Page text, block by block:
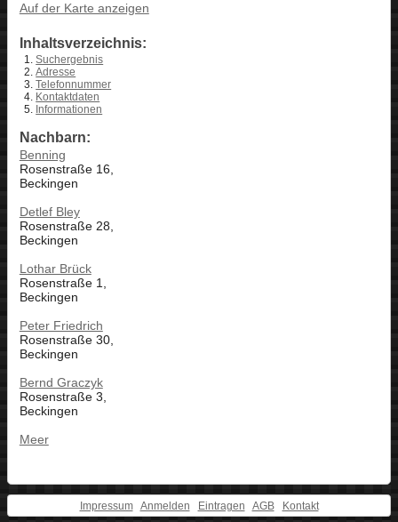
Auf der Karte anzeigen
Inhaltsverzeichnis:
Suchergebnis
Adresse
Telefonnummer
Kontaktdaten
Informationen
Nachbarn:
Benning
Rosenstraße 16,
Beckingen
Detlef Bley
Rosenstraße 28,
Beckingen
Lothar Brück
Rosenstraße 1,
Beckingen
Peter Friedrich
Rosenstraße 30,
Beckingen
Bernd Graczyk
Rosenstraße 3,
Beckingen
Meer
Impressum Anmelden Eintragen AGB Kontakt